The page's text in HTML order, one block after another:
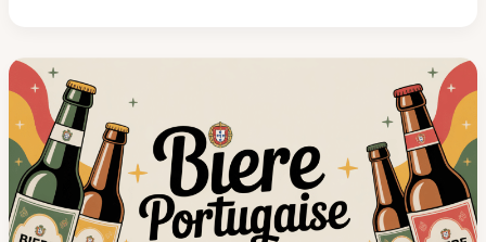
four
recette
facile
et
savoureuse